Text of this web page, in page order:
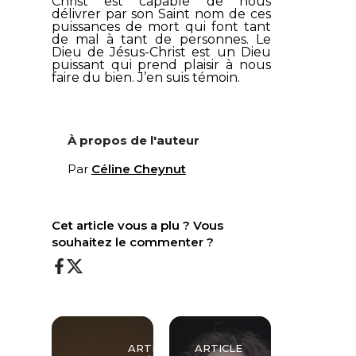
délivrer par son Saint nom de ces
puissances de mort qui font tant
de mal à tant de personnes. Le
Dieu de Jésus-Christ est un Dieu
puissant qui prend plaisir à nous
faire du bien. J’en suis témoin.
À propos de l'auteur
Par Céline Cheynut
Cet article vous a plu ? Vous
souhaitez le commenter ?
ARTICLE
ARTICLE